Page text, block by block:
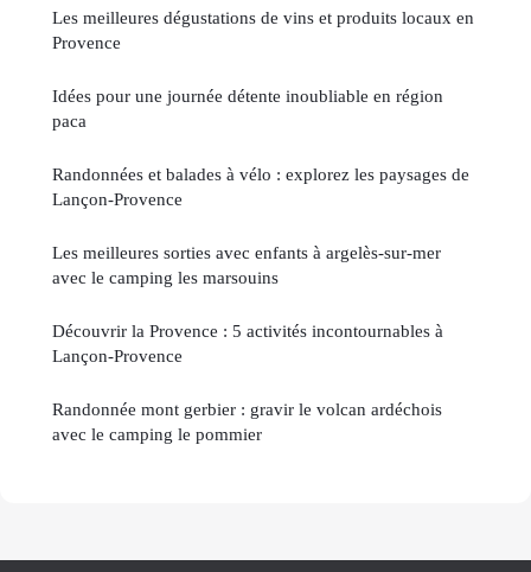
Les meilleures dégustations de vins et produits locaux en
Provence
Idées pour une journée détente inoubliable en région
paca
Randonnées et balades à vélo : explorez les paysages de
Lançon-Provence
Les meilleures sorties avec enfants à argelès-sur-mer
avec le camping les marsouins
Découvrir la Provence : 5 activités incontournables à
Lançon-Provence
Randonnée mont gerbier : gravir le volcan ardéchois
avec le camping le pommier